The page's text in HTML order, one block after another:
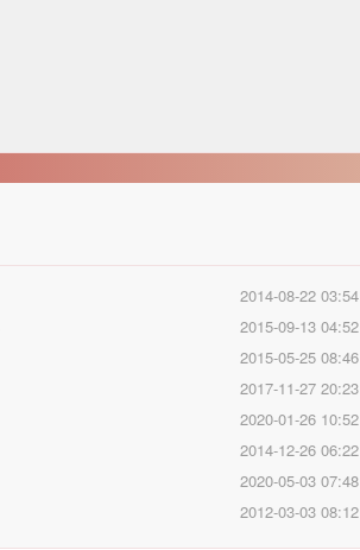
2014-08-22 03:54
2015-09-13 04:52
2015-05-25 08:46
2017-11-27 20:23
2020-01-26 10:52
2014-12-26 06:22
2020-05-03 07:48
2012-03-03 08:12